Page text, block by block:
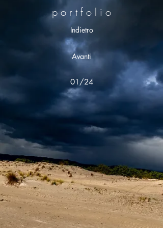
p o r t f o l i o
Indietro
Avanti
01/24